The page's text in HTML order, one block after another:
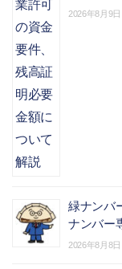
2026年8月9日
緑ナンバ
ナンバー
2026年8月8日